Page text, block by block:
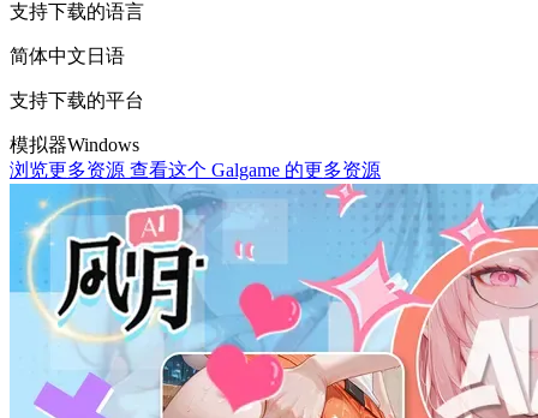
支持下载的语言
简体中文 日语
支持下载的平台
模拟器Windows
浏览更多资源 查看这个 Galgame 的更多资源